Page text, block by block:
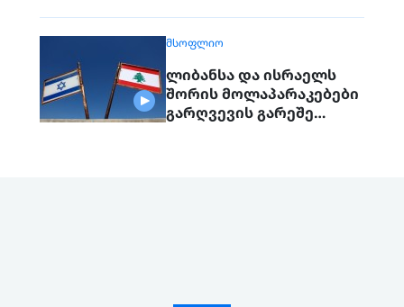
ᲛᲡᲝᲤᲚᲘᲝ
ლიბანსა და ისრაელს
შორის მოლაპარაკებები
გარღვევის გარეშე